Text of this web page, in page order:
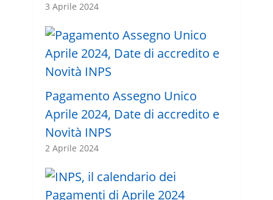
3 Aprile 2024
Pagamento Assegno Unico
Aprile 2024, Date di accredito e
Novità INPS
2 Aprile 2024